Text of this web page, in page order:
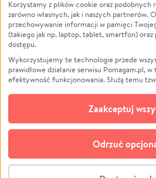
Zwierzęta
Pożar
Ukraina
Pomoc Finansowa
Projekty
Pogrzeb
Społeczność lokalna
Kultura
© CROWDING SP.
Korzystamy z plików cookie oraz podobnych
zarówno własnych, jak i naszych partnerów.
przechowywanie informacji w pamięci
(takiego jak np. laptop, tablet, smartfon) oraz
dostępu.
Wykorzystujemy te technologie przede
prawidłowe działanie serwisu Pomagam.pl,
efektywność funkcjonowania. Służą temu
opcjonalnych plików
technologii do celów analitycznych i
zgodę na ich stosowanie lub jej odmówić. W
możliwość zmiany swoich preferencji na
do której link znajdziesz w stopce serwisu
cookie wykorzystywane są w następujących
Odrzuć
Zaakceptuj